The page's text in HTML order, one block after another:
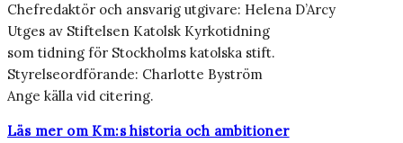
Chefredaktör och ansvarig utgivare: Helena D’Arcy
Utges av Stiftelsen Katolsk Kyrkotidning
som tidning för Stockholms katolska stift.
Styrelseordförande: Charlotte Byström
Ange källa vid citering.
Läs mer om Km:s historia och ambitioner